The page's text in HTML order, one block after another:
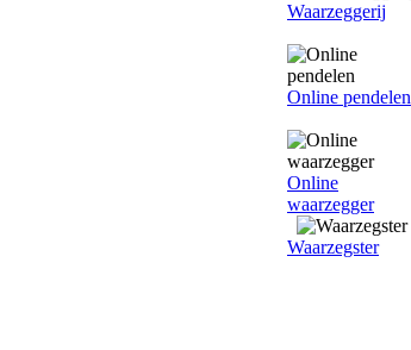
Waarzeggerij
Online pendelen
Online
waarzegger
Waarzegster